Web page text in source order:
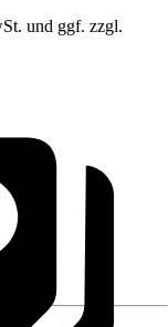
und ggf. zzgl.